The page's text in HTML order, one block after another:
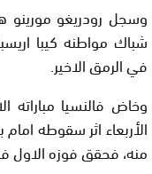
وسجل رودريغو مورينو
في الرمق الاخير.
وخاض فالنسيا مباراته
منه، فحقق فوزه